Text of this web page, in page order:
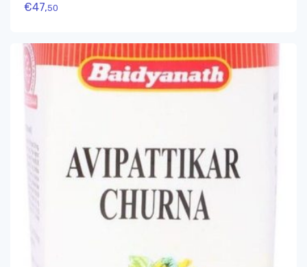
€47,50